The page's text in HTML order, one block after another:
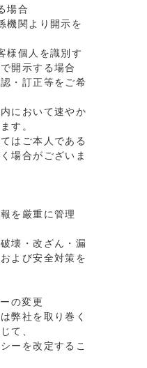
場合
機関より開示を
様個人を識別す
開示する場合
・訂正等をご希
において速やか
す。
はご本人である
場合がございま
を厳重に管理
壊・改ざん・漏
よび安全対策を
の変更
弊社を取り巻く
て、
ーを改定するこ